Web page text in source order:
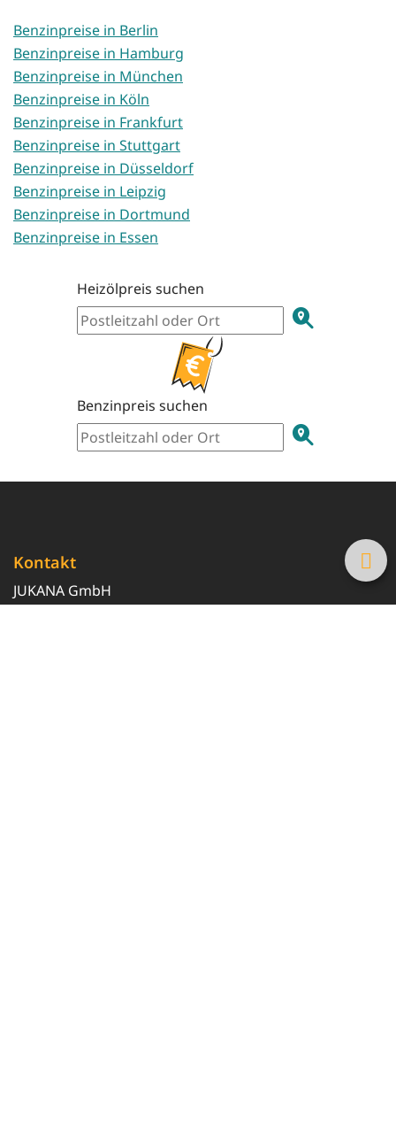
Benzinpreise in Berlin
Benzinpreise in Hamburg
Benzinpreise in München
Benzinpreise in Köln
Benzinpreise in Frankfurt
Benzinpreise in Stuttgart
Benzinpreise in Düsseldorf
Benzinpreise in Leipzig
Benzinpreise in Dortmund
Benzinpreise in Essen
Heizölpreis suchen
Benzinpreis suchen
Kontakt
JUKANA GmbH